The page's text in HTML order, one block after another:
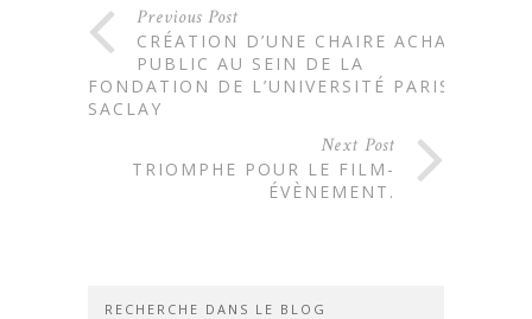
Previous Post
CRÉATION D’UNE CHAIRE ACHAT
PUBLIC AU SEIN DE LA
FONDATION DE L’UNIVERSITÉ PARIS-
SACLAY
Next Post
TRIOMPHE POUR LE FILM-
ÉVÈNEMENT.
RECHERCHE DANS LE BLOG